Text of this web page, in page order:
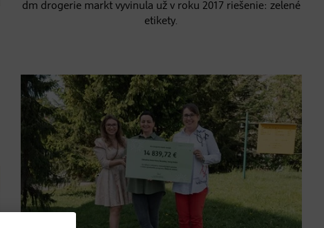
dm drogerie markt vyvinula už v roku 2017 riešenie: zelené
etikety.